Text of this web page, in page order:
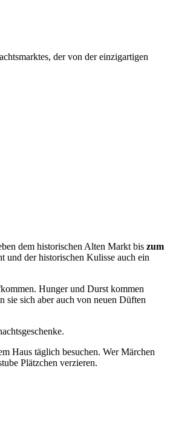
der von der einzigartigen
dem historischen Alten Markt bis zum
und der historischen Kulisse auch ein
Hunger und Durst kommen
sich aber auch von neuen Düften
Haus täglich besuchen. Wer Märchen
Plätzchen verzieren.